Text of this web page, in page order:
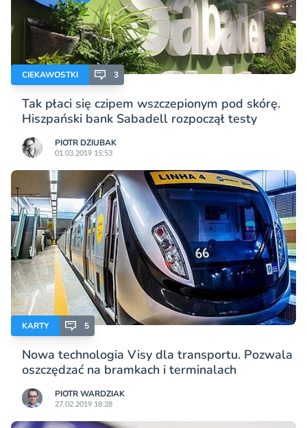
CIEKAWOSTKI 3
Tak płaci się czipem wszczepionym pod skórę.
Hiszpański bank Sabadell rozpoczął testy
PIOTR DZIUBAK
01.03.2019 15:53
KARTY 5
Nowa technologia Visy dla transportu. Pozwala
oszczędzać na bramkach i terminalach
PIOTR WARDZIAK
27.02.2019 18:28